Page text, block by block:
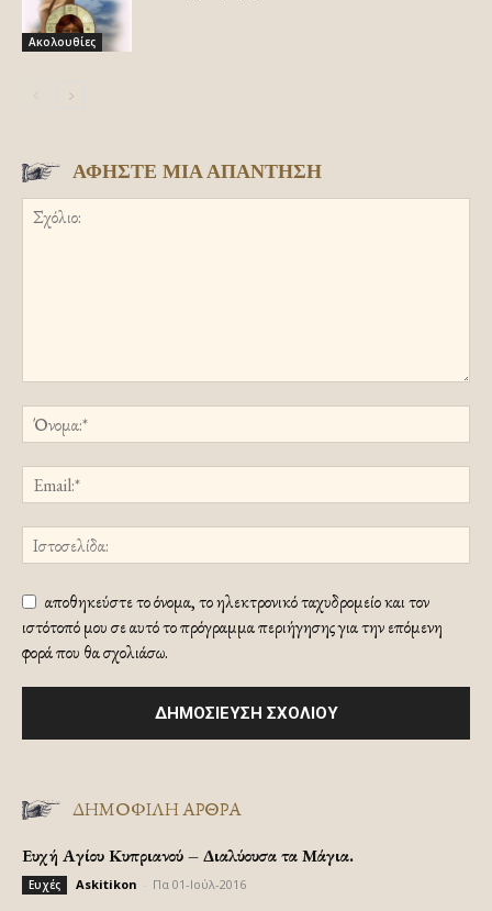
Ακολουθίες
ΑΦΗΣΤΕ ΜΙΑ ΑΠΑΝΤΗΣΗ
αποθηκεύστε το όνομα, το ηλεκτρονικό ταχυδρομείο και τον
ιστότοπό μου σε αυτό το πρόγραμμα περιήγησης για την επόμενη
φορά που θα σχολιάσω.
ΔΗΜΟΦΙΛΗ ΑΡΘΡΑ
Ευχή Αγίου Κυπριανού – Διαλύουσα τα Μάγια.
Ευχές Askitikon Πα 01-Ιούλ-2016